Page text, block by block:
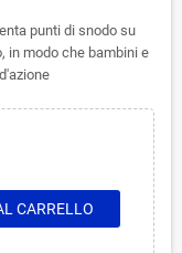
punti di snodo su
in modo che bambini e
CARRELLO